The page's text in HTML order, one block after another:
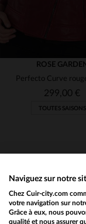
TAILLES
ROSE GARDEN
299,00 €
TOUTES SAISONS
Naviguez sur notre
Chez Cuir-city.com
votre navigation sur
Grâce à eux, nous
qualité et nous assurer